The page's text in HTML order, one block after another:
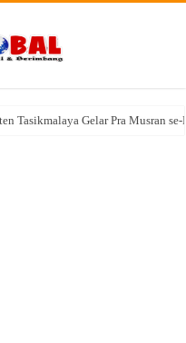
Tasikmalaya Gelar Pra Musran